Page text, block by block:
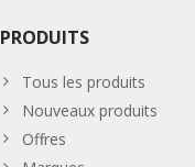
PRODUITS
Tous les produits
Nouveaux produits
Offres